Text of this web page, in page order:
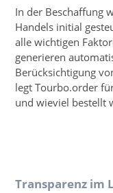
In der Beschaffung
Handels initial
alle wichtigen
generieren
Berücksichtigung
legt Tourbo.order
und wieviel bestellt
Transparenz im